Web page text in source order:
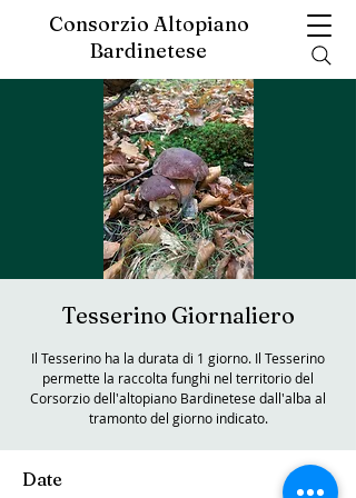
Consorzio Altopiano
Bardinetese
Tesserino Giornaliero
Il Tesserino ha la durata di 1 giorno. Il Tesserino
permette la raccolta funghi nel territorio del
Corsorzio dell'altopiano Bardinetese dall'alba al
tramonto del giorno indicato.
Date